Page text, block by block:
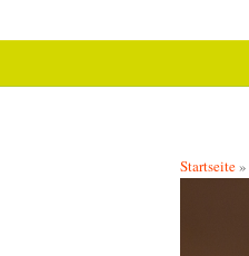
Startseite»